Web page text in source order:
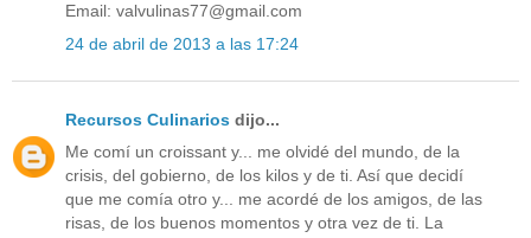
Email: valvulinas77@gmail.com
24 de abril de 2013 a las 17:24
Recursos Culinarios dijo...
Me comí un croissant y... me olvidé del mundo, de la
crisis, del gobierno, de los kilos y de ti. Así que decidí
que me comía otro y... me acordé de los amigos, de las
risas, de los buenos momentos y otra vez de ti. La